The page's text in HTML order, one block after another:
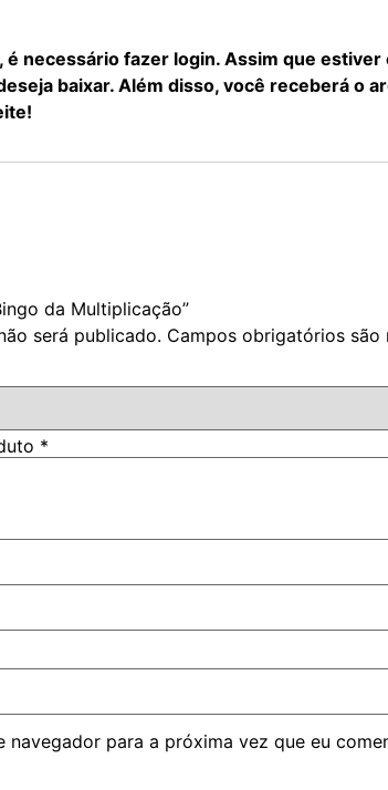
é necessário fazer login. Assim que
baixar. Além disso, você receberá o
da Multiplicação”
será publicado. Campos obrigatórios são
*
navegador para a próxima vez que eu